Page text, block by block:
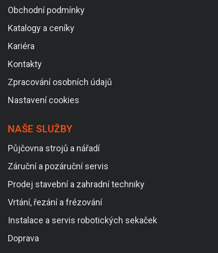
Obchodní podmínky
Katalogy a ceníky
Kariéra
Kontakty
Zpracování osobních údajů
Nastavení cookies
NAŠE SLUŽBY
Půjčovna strojů a nářadí
Záruční a pozáruční servis
Prodej stavební a zahradní techniky
Vrtání, řezání a frézování
Instalace a servis robotických sekaček
Doprava